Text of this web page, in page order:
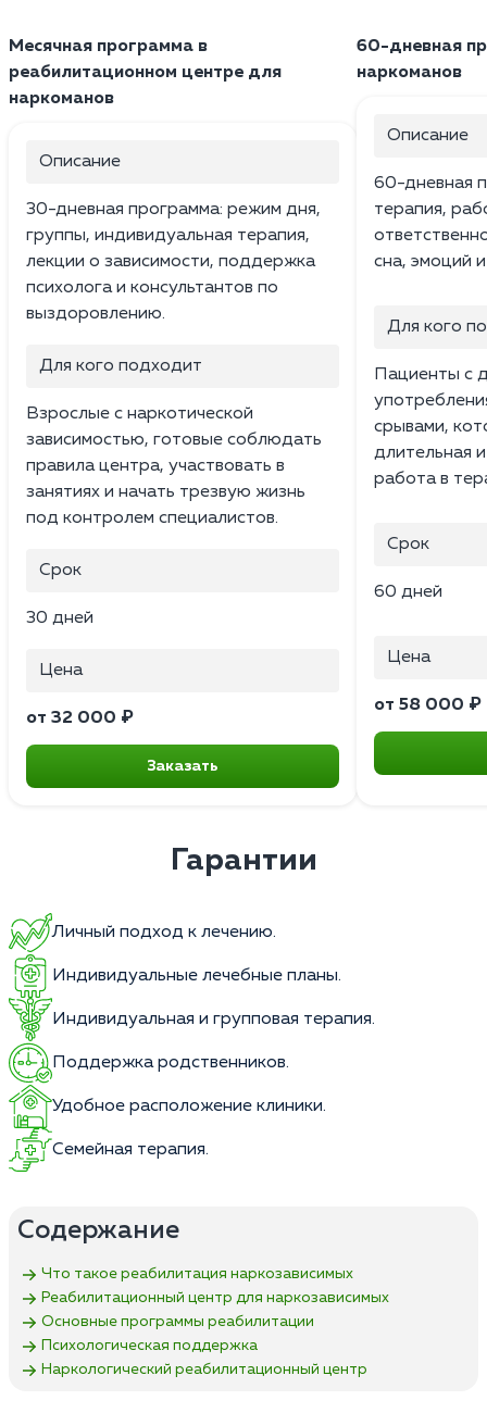
Месячная программа в
реабилитационном центре для
наркоманов
Описание
30-дневная программа: режим дня,
группы, индивидуальная терапия,
лекции о зависимости, поддержка
психолога и консультантов по
выздоровлению.
Для кого подходит
Взрослые с наркотической
зависимостью, готовые соблюдать
правила центра, участвовать в
занятиях и начать трезвую жизнь
под контролем специалистов.
Срок
30 дней
Цена
от 32 000 ₽
Заказать
60-дневная
наркоманов
Описание
60-дневная
терапия,
сна, эмоций
Для кого
Пациенты с
срывами,
длительная
работа в
Срок
60 дней
Цена
от 58 000 ₽
Гарантии
Личный подход к лечению.
Индивидуальные лечебные планы.
Индивидуальная и групповая терапия.
Поддержка родственников.
Удобное расположение клиники.
Семейная терапия.
Содержание
Что такое реабилитация наркозависимых
Реабилитационный центр для наркозависимых
Основные программы реабилитации
Психологическая поддержка
Наркологический реабилитационный центр